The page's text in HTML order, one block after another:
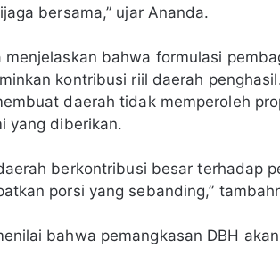
bersama,” ujar Ananda.
menjelaskan bahwa formulasi
kontribusi riil daerah
daerah tidak memperoleh
yang diberikan.
berkontribusi besar terhadap
porsi yang sebanding,”
bahwa pemangkasan DBH